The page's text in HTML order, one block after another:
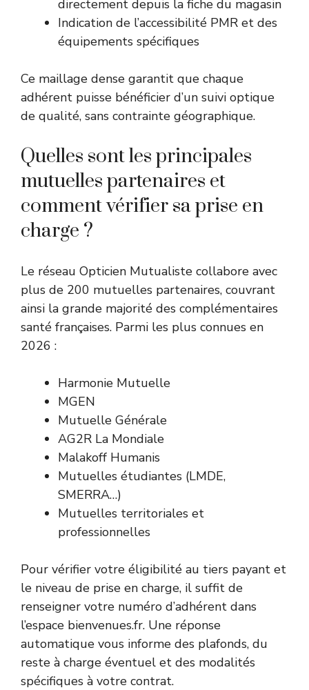
directement depuis la fiche du magasin
Indication de l’accessibilité PMR et des
équipements spécifiques
Ce maillage dense garantit que chaque
adhérent puisse bénéficier d’un suivi optique
de qualité, sans contrainte géographique.
Quelles sont les principales
mutuelles partenaires et
comment vérifier sa prise en
charge ?
Le réseau Opticien Mutualiste collabore avec
plus de 200 mutuelles partenaires, couvrant
ainsi la grande majorité des complémentaires
santé françaises. Parmi les plus connues en
2026 :
Harmonie Mutuelle
MGEN
Mutuelle Générale
AG2R La Mondiale
Malakoff Humanis
Mutuelles étudiantes (LMDE,
SMERRA…)
Mutuelles territoriales et
professionnelles
Pour vérifier votre éligibilité au tiers payant et
le niveau de prise en charge, il suffit de
renseigner votre numéro d’adhérent dans
l’espace bienvenues.fr. Une réponse
automatique vous informe des plafonds, du
reste à charge éventuel et des modalités
spécifiques à votre contrat.